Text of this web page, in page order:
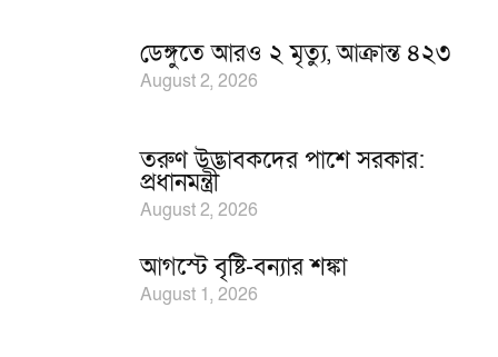
ডেঙ্গুতে আরও ২ মৃত্যু, আক্রান্ত ৪২৩
August 2, 2026
তরুণ উদ্ভাবকদের পাশে সরকার:
প্রধানমন্ত্রী
August 2, 2026
আগস্টে বৃষ্টি-বন্যার শঙ্কা
August 1, 2026